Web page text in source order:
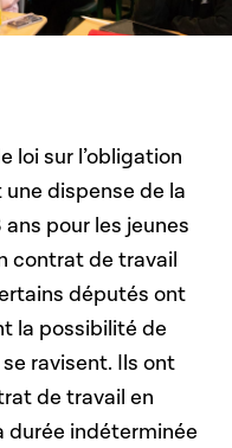
loi sur l’obligation
dispense de la
pour les jeunes
contrat de travail
députés ont
la possibilité de
ravisent. Ils ont
de travail en
indéterminée